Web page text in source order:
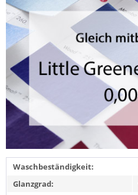
Waschbeständigkeit:
Glanzgrad: